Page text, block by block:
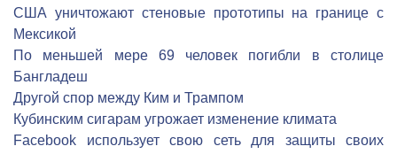
США уничтожают стеновые прототипы на границе с
Мексикой
По меньшей мере 69 человек погибли в столице
Бангладеш
Другой спор между Ким и Трампом
Кубинским сигарам угрожает изменение климата
Facebook использует свою сеть для защиты своих